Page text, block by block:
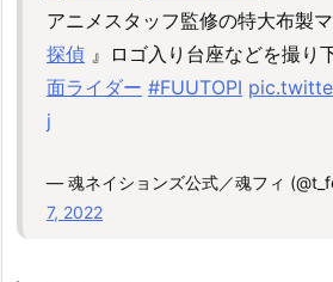
アニメスタッフ監修の特大布製
探偵 』ロゴ入り台座などを撮り
面ライダー #FUUTOPI
j
— 魂ネイションズ公式／魂フィ
7, 2022